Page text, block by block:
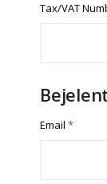
Tax/VAT
Email